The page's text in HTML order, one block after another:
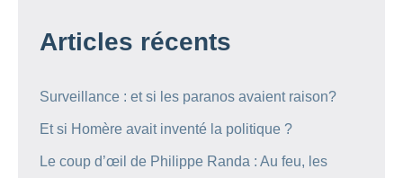
Articles récents
Surveillance : et si les paranos avaient raison?
Et si Homère avait inventé la politique ?
Le coup d’œil de Philippe Randa : Au feu, les